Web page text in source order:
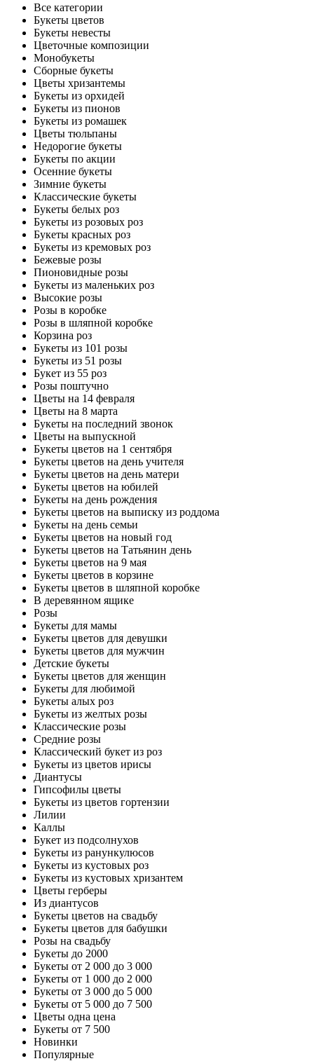
Все категории
Букеты цветов
Букеты невесты
Цветочные композиции
Монобукеты
Сборные букеты
Цветы хризантемы
Букеты из орхидей
Букеты из пионов
Букеты из ромашек
Цветы тюльпаны
Недорогие букеты
Букеты по акции
Осенние букеты
Зимние букеты
Классические букеты
Букеты белых роз
Букеты из розовых роз
Букеты красных роз
Букеты из кремовых роз
Бежевые розы
Пионовидные розы
Букеты из маленьких роз
Высокие розы
Розы в коробке
Розы в шляпной коробке
Корзина роз
Букеты из 101 розы
Букеты из 51 розы
Букет из 55 роз
Розы поштучно
Цветы на 14 февраля
Цветы на 8 марта
Букеты на последний звонок
Цветы на выпускной
Букеты цветов на 1 сентября
Букеты цветов на день учителя
Букеты цветов на день матери
Букеты цветов на юбилей
Букеты на день рождения
Букеты цветов на выписку из роддома
Букеты на день семьи
Букеты цветов на новый год
Букеты цветов на Татьянин день
Букеты цветов на 9 мая
Букеты цветов в корзине
Букеты цветов в шляпной коробке
В деревянном ящике
Розы
Букеты для мамы
Букеты цветов для девушки
Букеты цветов для мужчин
Детские букеты
Букеты цветов для женщин
Букеты для любимой
Букеты алых роз
Букеты из желтых розы
Классические розы
Средние розы
Классический букет из роз
Букеты из цветов ирисы
Диантусы
Гипсофилы цветы
Букеты из цветов гортензии
Лилии
Каллы
Букет из подсолнухов
Букеты из ранункулюсов
Букеты из кустовых роз
Букеты из кустовых хризантем
Цветы герберы
Из диантусов
Букеты цветов на свадьбу
Букеты цветов для бабушки
Розы на свадьбу
Букеты до 2000
Букеты от 2 000 до 3 000
Букеты от 1 000 до 2 000
Букеты от 3 000 до 5 000
Букеты от 5 000 до 7 500
Цветы одна цена
Букеты от 7 500
Новинки
Популярные